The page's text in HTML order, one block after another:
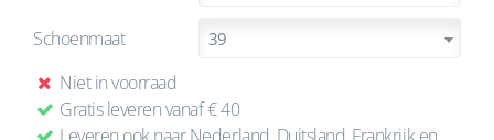
Schoenmaat 39
Niet in voorraad
Gratis leveren vanaf € 40